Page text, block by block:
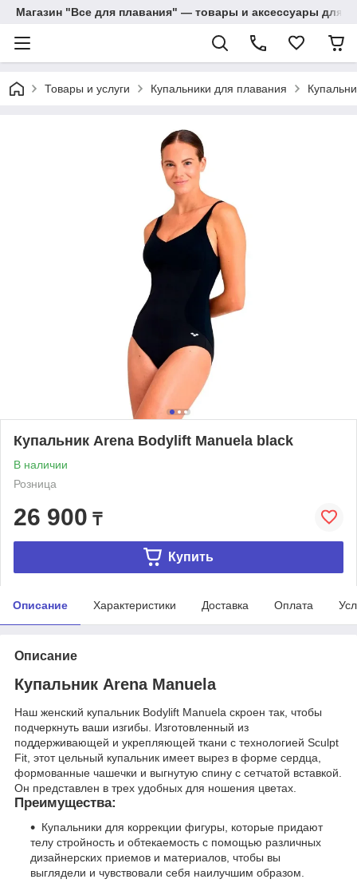
Магазин "Все для плавания" — товары и аксессуары для
Товары и услуги Купальники для плавания
Купальник Arena Bodylift Manuela black
В наличии
Розница
26 900 ₸
Купить
Описание Характеристики Доставка Оплата
Описание
Купальник Arena Manuela
Наш женский купальник Bodylift Manuela скроен так, чтобы
подчеркнуть ваши изгибы. Изготовленный из
поддерживающей и укрепляющей ткани с технологией Sculpt
Fit, этот цельный купальник имеет вырез в форме сердца,
формованные чашечки и выгнутую спину с сетчатой вставкой.
Он представлен в трех удобных для ношения цветах.
Преимущества:
Купальники для коррекции фигуры, которые придают
телу стройность и обтекаемость с помощью различных
дизайнерских приемов и материалов, чтобы вы
выглядели и чувствовали себя наилучшим образом.